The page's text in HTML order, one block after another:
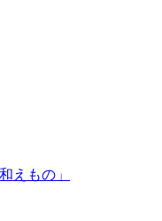
えもの」